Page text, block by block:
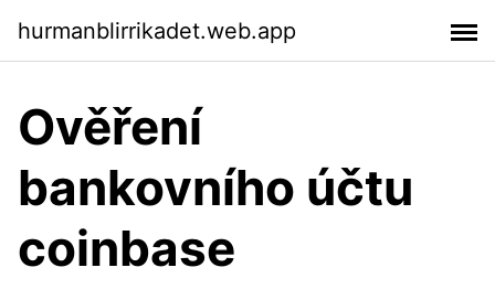
hurmanblirrikadet.web.app
Ověření
bankovního účtu
coinbase